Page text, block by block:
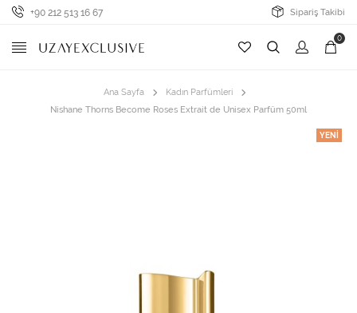
+90 212 513 16 67 Sipariş Takibi
0
Ana Sayfa
Kadın Parfümleri
Nishane Thorns Become Roses Extrait de Unisex Parfüm 50ml
YENI